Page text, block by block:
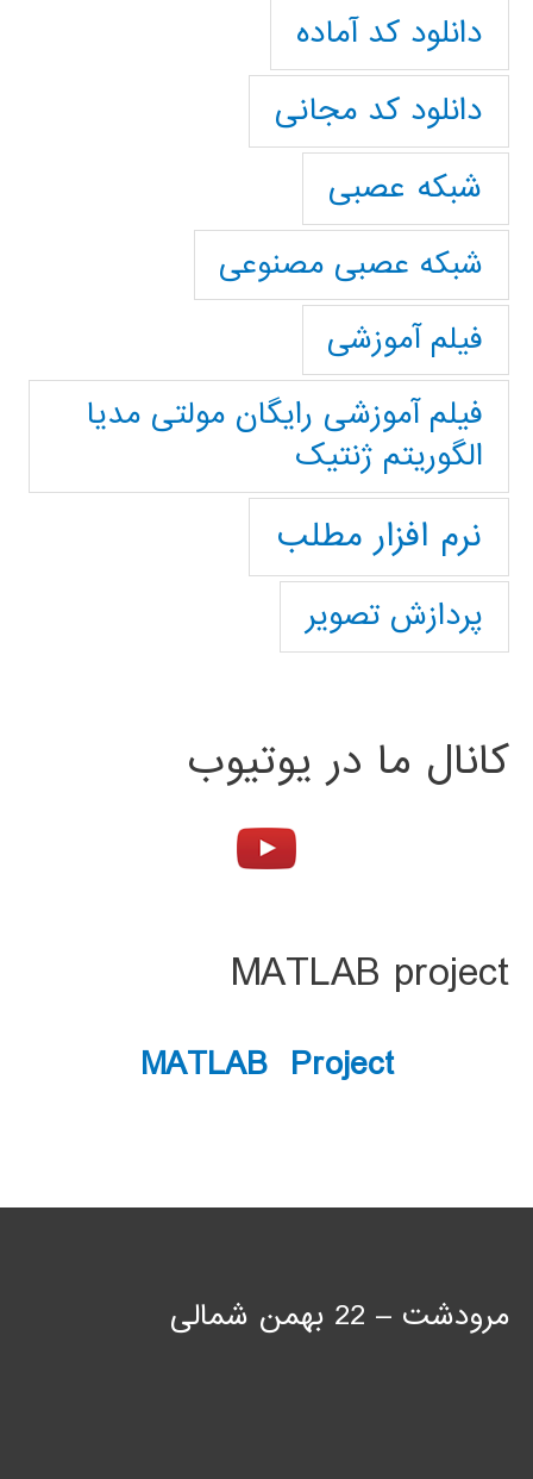
دانلود کد آماده
دانلود کد مجانی
شبکه عصبی
شبکه عصبی مصنوعی
فیلم آموزشی
فیلم آموزشی رایگان مولتی مدیا
الگوریتم ژنتیک
نرم افزار مطلب
پردازش تصویر
کانال ما در یوتیوب
MATLAB project
MATLAB Project
مرودشت – 22 بهمن شمالی